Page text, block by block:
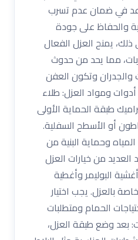
في ضمان عدم تسرب
والحفاظ على جودة
ذلك، يمنح العزل الفعال
مما يحد من حدوث
وتكون العفن
ومواد العزل: طلاء
طبقة الحماية الأولى
أو الأسطح السفلية.
وحماية البنية من
العديد من خيارات العزل
البوليمر وأغطية
بالعزل. يجب اختيار
الحمام ومتطلبات
بعد وضع طبقة العزل،